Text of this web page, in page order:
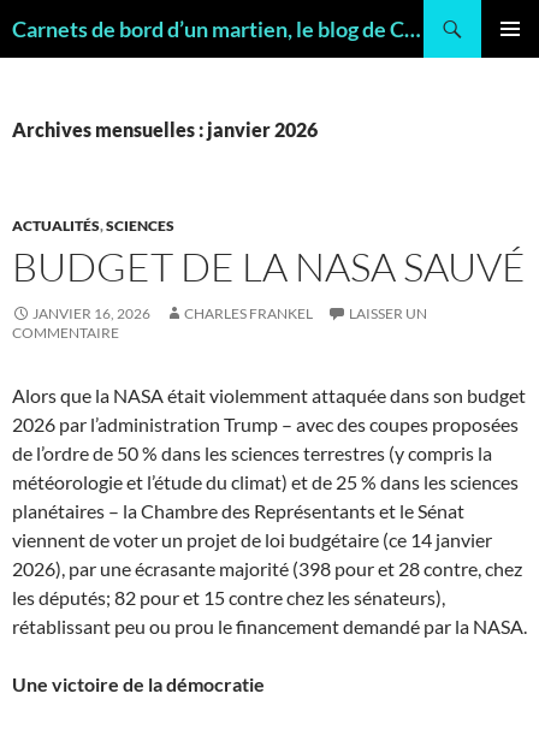
Carnets de bord d’un martien, le blog de Charles FRANKEL, géologue
Archives mensuelles : janvier 2026
ACTUALITÉS,SCIENCES
BUDGET DE LA NASA SAUVÉ
JANVIER 16, 2026 CHARLES FRANKEL
LAISSER UN
COMMENTAIRE
Alors que la NASA était violemment attaquée dans son budget
2026 par l’administration Trump – avec des coupes proposées
de l’ordre de 50 % dans les sciences terrestres (y compris la
météorologie et l’étude du climat) et de 25 % dans les sciences
planétaires – la Chambre des Représentants et le Sénat
viennent de voter un projet de loi budgétaire (ce 14 janvier
2026), par une écrasante majorité (398 pour et 28 contre, chez
les députés; 82 pour et 15 contre chez les sénateurs),
rétablissant peu ou prou le financement demandé par la NASA.
Une victoire de la démocratie